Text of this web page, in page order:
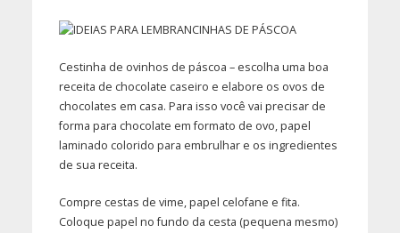
Cestinha de ovinhos de páscoa – escolha uma boa
receita de chocolate caseiro e elabore os ovos de
chocolates em casa. Para isso você vai precisar de
forma para chocolate em formato de ovo, papel
laminado colorido para embrulhar e os ingredientes
de sua receita.
Compre cestas de vime, papel celofane e fita.
Coloque papel no fundo da cesta (pequena mesmo)